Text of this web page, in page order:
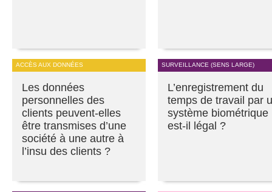
ACCÈS AUX DONNÉES
Les données
personnelles des
clients peuvent-elles
être transmises d’une
société à une autre à
l’insu des clients ?
SURVEILLANCE (SENS LARGE)
L’enregistrement du
temps de travail par
système biométrique
est-il légal ?